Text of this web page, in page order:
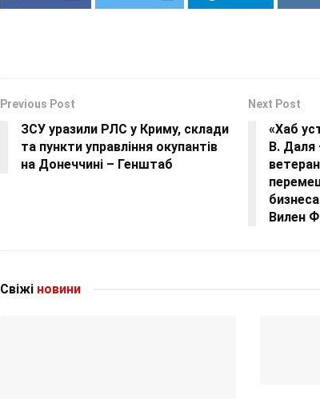
Previous Post
ЗСУ уразили РЛС у Криму, склади
та пункти управління окупантів
на Донеччині – Генштаб
Next Post
«Хаб
В.
Вилен
Свіжі новини